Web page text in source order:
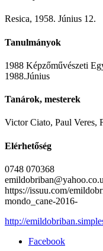
Resica, 1958. Június 12.
Tanulmányok
1988 Képzőművészeti
1988.Június
Tanárok, mesterek
Victor Ciato, Paul Veres,
Elérhetőség
0748 070368
https://issuu.com/
mondo_cane-2016-
http://
Facebook